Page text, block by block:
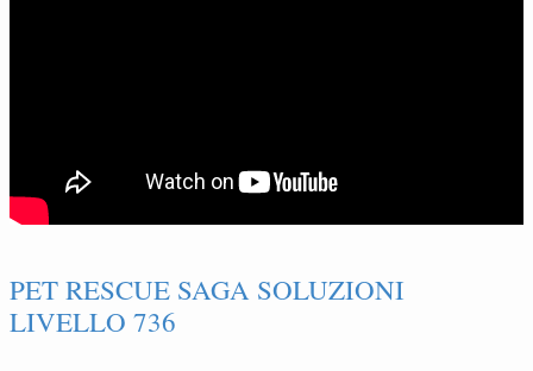
PET RESCUE SAGA SOLUZIONI
LIVELLO 736